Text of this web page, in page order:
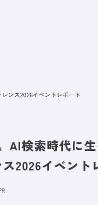
ンス2026イベントレポート
AI検索時代に
2026イベント